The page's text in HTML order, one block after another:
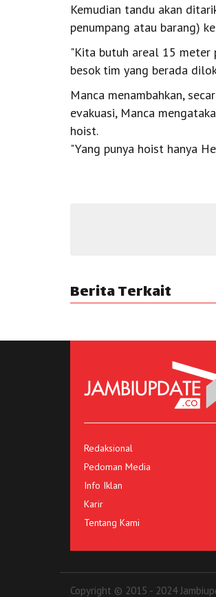
Kemudian tandu akan
penumpang atau barang)
"Kita butuh areal 15 meter
besok tim yang berada
Manca menambahkan,
evakuasi, Manca
hoist.
"Yang punya hoist hanya
Berita Terkait
Redaksional
Pedoman Media
Info Iklan
Karir
Tentang Kami
Copyright © 2015 - 2024